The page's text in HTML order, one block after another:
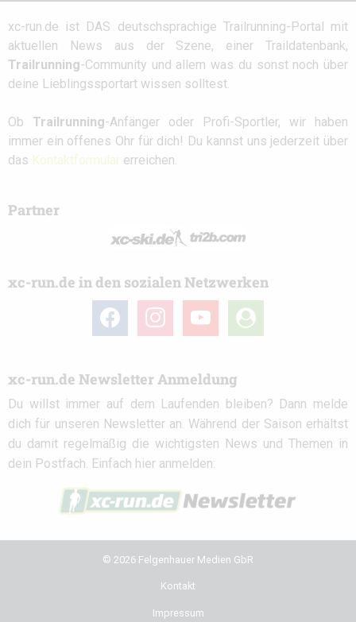
xc-run.de ist DAS deutschsprachige Trailrunning-Portal mit
aktuellen News aus der Szene, einer Traildatenbank,
Trailrunning-Community und allem was du sonst noch über
deine Lieblingssportart wissen solltest.
Ob Trailrunning-Anfänger oder Profi-Sportler, wir haben
immer ein offenes Ohr für dich! Du kannst uns jederzeit über
das Kontaktformular erreichen.
Partner
xc-run.de in den sozialen Netzwerken
facebook instagramyoutube
user-
circle
xc-run.de Newsletter Anmeldung
Du willst immer auf dem Laufenden bleiben? Dann melde
dich für unseren Newsletter an. Während der Saison erhältst
du damit regelmäßig die wichtigsten News und Themen in
dein Postfach. Einfach hier anmelden:
© 2026 Felgenhauer Medien GbR
Kontakt
Impressum